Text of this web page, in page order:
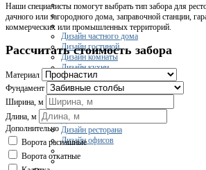
Дизайн частного дома
Дизайн гостиной
Дизайн комнаты
Дизайн кухни
Дизайн квартиры
Дизайн ванной
Дизайн коридора
Дизайн кафе
Дизайн спальни
Дизайн ресторана
Дизайн офисов
Наши специалисты помогут выбрать тип забора для
дачного или загородного дома, заправочной станции,
коммерческих или промышленных территорий.
Рассчитать стоимость забора
Материал
Фундамент
Ширина, м
Длина, м
Дополнительно
Ворота распашные
Ворота откатные